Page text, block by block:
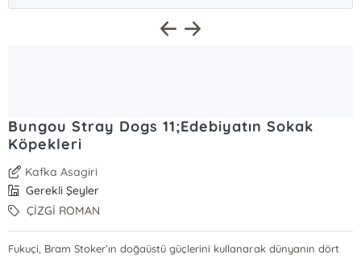
Bungou Stray Dogs 11;Edebiyatın Sokak
Köpekleri
Kafka Asagiri
Gerekli Şeyler
ÇİZGİ ROMAN
Fukuçi, Bram Stoker’ın doğaüstü güçlerini kullanarak dünyanın dört